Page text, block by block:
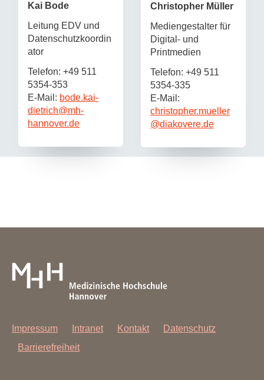
Kai Bode
Leitung EDV und
Datenschutzkoordin
ator
Telefon: +49 511
5354-353
E-Mail: bode.kai-
dietrich@mh-
hannover.de​
Christopher Müller
Mediengestalter für
Digital- und
Printmedien
Telefon: +49 511
5354-335
E-Mail:
christopher.mueller
@diakovere.de
Impressum Intranet Kontakt
Datenschutz
Barrierefreiheit